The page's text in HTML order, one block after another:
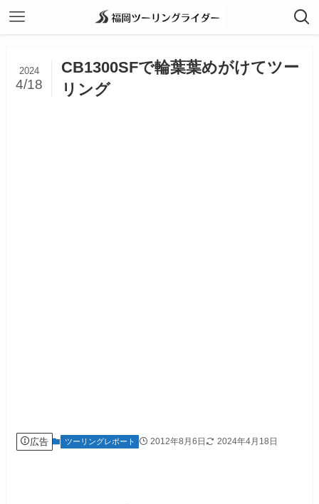
CB1300SFで輪葉葉めがけてツー
リング
2024
4/18
広告 ツーリングレポート 2012年8月6日 2024年4月18日